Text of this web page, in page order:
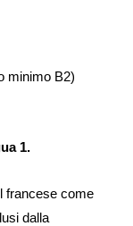
minimo B2)
1.
francese come
dalla